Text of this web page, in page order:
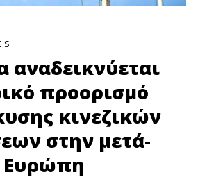
αναδεικνύεται
προορισμό
κινεζικών
στην μετά-
Ευρώπη